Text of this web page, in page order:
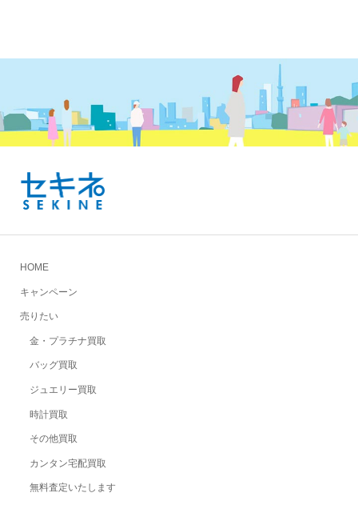
HOME
キャンペーン
売りたい
金・プラチナ買取
バッグ買取
ジュエリー買取
時計買取
その他買取
カンタン宅配買取
無料査定いたします